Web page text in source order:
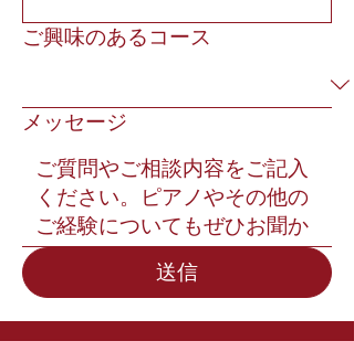
ご興味のあるコース
メッセージ
送信